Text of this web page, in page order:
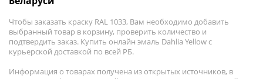
Чтобы заказать краску RAL 1033, Вам необходимо добавить
выбранный товар в корзину, проверить количество и
подтвердить заказ. Купить онлайн эмаль Dahlia Yellow с
курьерской доставкой по всей РБ.
Информация о товарах получена из открытых источников, в